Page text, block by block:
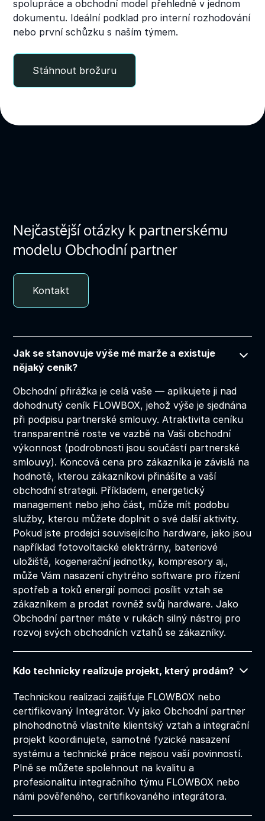
spolupráce a obchodní model přehledně v jednom
dokumentu. Ideální podklad pro interní rozhodování
nebo první schůzku s naším týmem.
Stáhnout brožuru
Nejčastější otázky k partnerskému
modelu Obchodní partner
Kontakt
Jak se stanovuje výše mé marže a existuje
nějaký ceník?
Obchodní přirážka je celá vaše — aplikujete ji nad
dohodnutý ceník FLOWBOX, jehož výše je sjednána
při podpisu partnerské smlouvy. Atraktivita ceníku
transparentně roste ve vazbě na Vaši obchodní
výkonnost (podrobnosti jsou součástí partnerské
smlouvy). Koncová cena pro zákazníka je závislá na
hodnotě, kterou zákazníkovi přinášíte a vaší
obchodní strategii. Příkladem, energetický
management nebo jeho část, může mít podobu
služby, kterou můžete doplnit o své další aktivity.
Pokud jste prodejci souvisejícího hardware, jako jsou
například fotovoltaické elektrárny, bateriové
uložiště, kogenerační jednotky, kompresory aj.,
může Vám nasazení chytrého software pro řízení
spotřeb a toků energií pomoci posílit vztah se
zákazníkem a prodat rovněž svůj hardware. Jako
Obchodní partner máte v rukách silný nástroj pro
rozvoj svých obchodních vztahů se zákazníky.
Kdo technicky realizuje projekt, který prodám?
Technickou realizaci zajišťuje FLOWBOX nebo
certifikovaný Integrátor. Vy jako Obchodní partner
plnohodnotně vlastníte klientský vztah a integrační
projekt koordinujete, samotné fyzické nasazení
systému a technické práce nejsou vaší povinností.
Plně se můžete spolehnout na kvalitu a
profesionalitu integračního týmu FLOWBOX nebo
námi pověřeného, certifikovaného integrátora.